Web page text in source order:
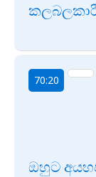
70:20
ඔහුට